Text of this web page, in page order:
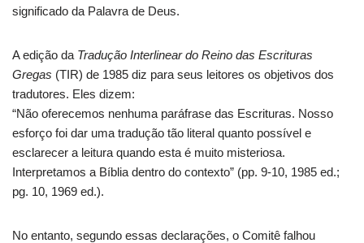
significado da Palavra de Deus.
A edição da Tradução Interlinear do Reino das Escrituras
Gregas (TIR) de 1985 diz para seus leitores os objetivos dos
tradutores. Eles dizem:
“Não oferecemos nenhuma paráfrase das Escrituras. Nosso
esforço foi dar uma tradução tão literal quanto possível e
esclarecer a leitura quando esta é muito misteriosa.
Interpretamos a Bíblia dentro do contexto” (pp. 9-10, 1985 ed.;
pg. 10, 1969 ed.).
No entanto, segundo essas declarações, o Comitê falhou